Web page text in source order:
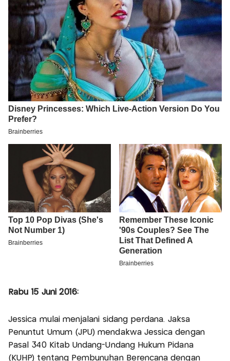
Rabu 15 Juni 2016:
Jessica mulai menjalani sidang perdana. Jaksa
Penuntut Umum (JPU) mendakwa Jessica dengan
Pasal 340 Kitab Undang-Undang Hukum Pidana
(KUHP) tentang Pembunuhan Berencana dengan